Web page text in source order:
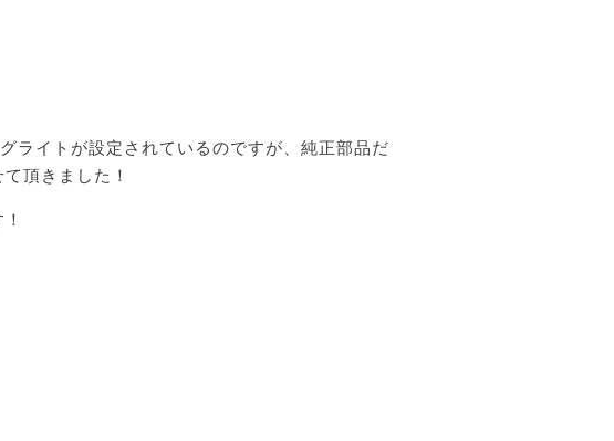
ライトが設定されているのですが、純正部品だ
頂きました！